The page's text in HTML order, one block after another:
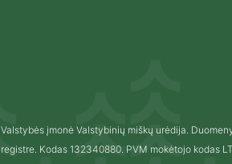
Valstybės įmonė Valstybinių miškų urėdija.
registre. Kodas 132340880. PVM mokėtojo kodas